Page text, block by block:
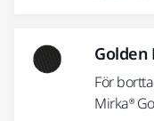
Golden
För
Mirka®